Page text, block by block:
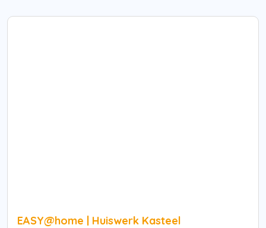
EASY@home | Huiswerk Kasteel